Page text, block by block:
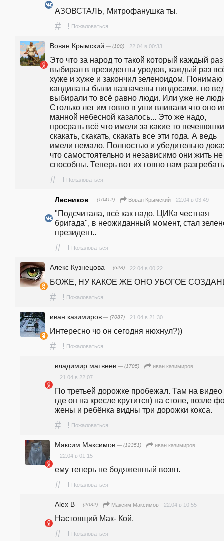
АЗОВСТАЛЬ, Митрофанушка ты.
# ! Пожаловаться
Вован Крымский — (100) 22.04 в 00:33
Это что за народ то такой который каждый раз
выбирал в президенты уродов, каждый раз
хуже и хуже и закончил зеленоидом. Понимаю
кандилаты были назначены пиндосами, но
выбирали то всё равно люди. Или уже не
Столько лет им говно в уши вливали что оно
манной небесной казалось... Это же надо,
просрать всё что имели за какие то
скакать, скакать, скакать все эти года. А ведь
имели немало. Полностью и убедительно
что самостоятельно и независимо они жить не
способны. Теперь вот их говно нам
# ! Пожаловаться
Лесников — (10412) Вован Крымский 22.04 в 03:49
"Подсчитала, всё как надо, ЦИКа честная
бригада", в неожиданный момент, стал
президент..
# ! Пожаловаться
Алекс Кузнецова — (628) 22.04 в 00:22
БОЖЕ, НУ КАКОЕ ЖЕ ОНО УБОГОЕ
# ! Пожаловаться
иван казимиров — (7087) 21.04 в 21:30
Интересно чо он сегодня нюхнул?))
# ! Пожаловаться
владимир матвеев — (1705)
иван казимиров
21.04 в 22:07
По третьей дорожке пробежал. Там на видео
где он на кресле крутится) на столе, возле
жены и ребёнка видны три дорожки кокса.
# ! Пожаловаться
Максим Максимов — (12351)
иван казимиров
22.04 в 01:15
ему теперь не бодяженный возят.
# ! Пожаловаться
Alex B — (2032) Максим Максимов 22.04 в 10:55
Настоящий Мак- Кой.
# ! Пожаловаться